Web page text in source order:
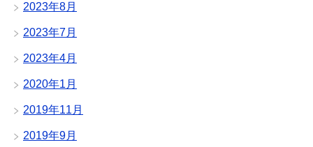
2023年8月
2023年7月
2023年4月
2020年1月
2019年11月
2019年9月